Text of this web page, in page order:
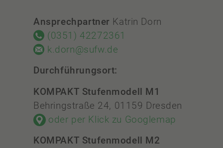
Ansprechpartner Katrin Dorn
(0351) 42272361
k.dorn@sufw.de
Durchführungsort:
KOMPAKT Stufenmodell M1
Behringstraße 24, 01159 Dresden
oder per Klick zu Googlemap
KOMPAKT Stufenmodell M2